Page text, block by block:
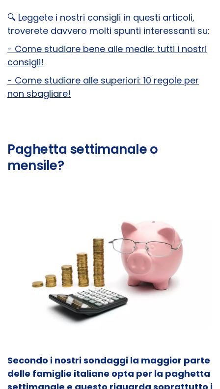
🔍 Leggete i nostri consigli in questi articoli,
troverete davvero molti spunti interessanti su:
- Come studiare bene alle medie: tutti i nostri
consigli!
- Come studiare alle superiori: 10 regole per
non sbagliare!
Paghetta settimanale o
mensile?
Secondo i nostri sondaggi la maggior parte
delle famiglie italiane opta per la paghetta